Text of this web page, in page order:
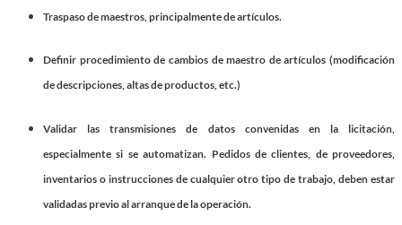
Traspaso de maestros, principalmente de artículos.
Definir procedimiento de cambios de maestro de artículos (modificación
de descripciones, altas de productos, etc.)
Validar las transmisiones de datosconvenidas en la licitación,
especialmente si se automatizan. Pedidos de clientes, de proveedores,
inventarios o instrucciones de cualquier otro tipo de trabajo, deben estar
validadas previo al arranque de la operación.